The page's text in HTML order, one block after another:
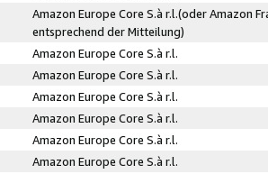
Amazon Europe Core S.à r.l.(oder Amazon
entsprechend der Mitteilung)
Amazon Europe Core S.à r.l.
Amazon Europe Core S.à r.l.
Amazon Europe Core S.à r.l.
Amazon Europe Core S.à r.l.
Amazon Europe Core S.à r.l.
Amazon Europe Core S.à r.l.